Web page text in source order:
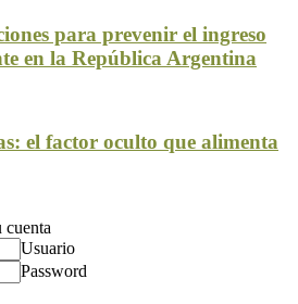
para prevenir el ingreso
en la República Argentina
el factor oculto que alimenta
cuenta
Usuario
Password